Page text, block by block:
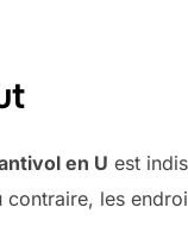
en U est
contraire, les